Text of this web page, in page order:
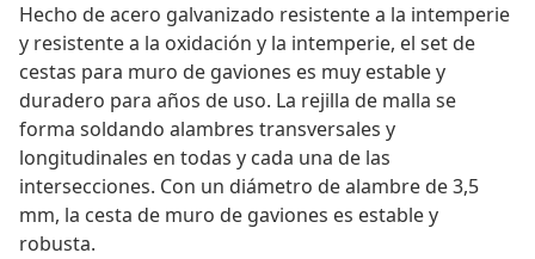
Hecho de acero galvanizado resistente a la intemperie
y resistente a la oxidación y la intemperie, el set de
cestas para muro de gaviones es muy estable y
duradero para años de uso. La rejilla de malla se
forma soldando alambres transversales y
longitudinales en todas y cada una de las
intersecciones. Con un diámetro de alambre de 3,5
mm, la cesta de muro de gaviones es estable y
robusta.